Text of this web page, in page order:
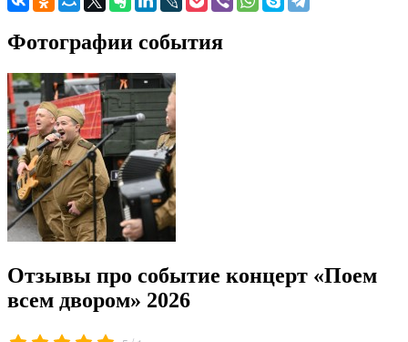
Фотографии события
Отзывы про событие концерт «Поем
всем двором» 2026